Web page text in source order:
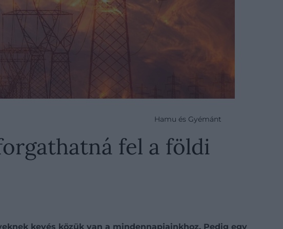
Hamu és Gyémánt
fel a földi
kevés közük van a mindennapjainkhoz. Pedig egy